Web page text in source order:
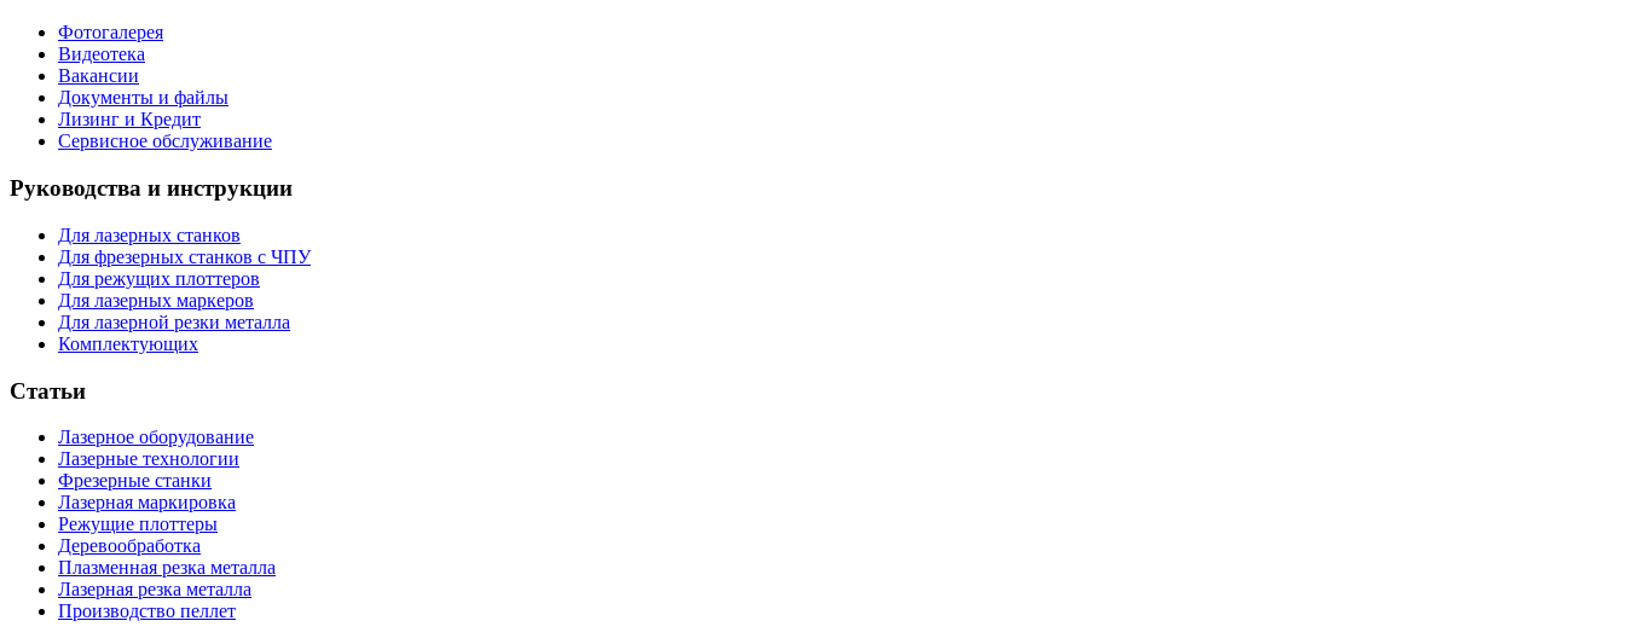
Фотогалерея
Видеотека
Вакансии
Документы и файлы
Лизинг и Кредит
Сервисное обслуживание
Руководства и инструкции
Для лазерных станков
Для фрезерных станков с ЧПУ
Для режущих плоттеров
Для лазерных маркеров
Для лазерной резки металла
Комплектующих
Статьи
Лазерное оборудование
Лазерные технологии
Фрезерные станки
Лазерная маркировка
Режущие плоттеры
Деревообработка
Плазменная резка металла
Лазерная резка металла
Производство пеллет